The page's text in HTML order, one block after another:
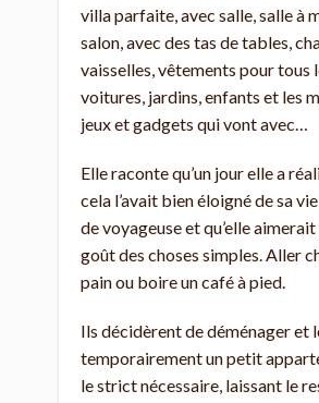
villa parfaite, avec salle, salle à
salon, avec des tas de tables,
vaisselles, vêtements pour tous
voitures, jardins, enfants et les
jeux et gadgets qui vont avec…
Elle raconte qu’un jour elle a
cela l’avait bien éloigné de sa
de voyageuse et qu’elle
goût des choses simples. Aller
pain ou boire un café à pied.
Ils décidèrent de déménager et
temporairement un petit
le strict nécessaire, laissant le